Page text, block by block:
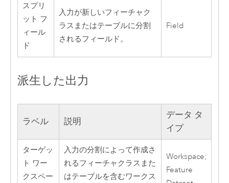
スプリ
ット フ
ィール
ド
入力が新しいフィーチャク
ラスまたはテーブルに分割
されるフィールド。
Field
派生した出力
ラベル 説明
データ タ
イプ
ターゲッ
ト ワー
クスペー
入力の分割によって作成さ
れるフィーチャクラスまた
はテーブルを含むワークス
Workspace;
Feature